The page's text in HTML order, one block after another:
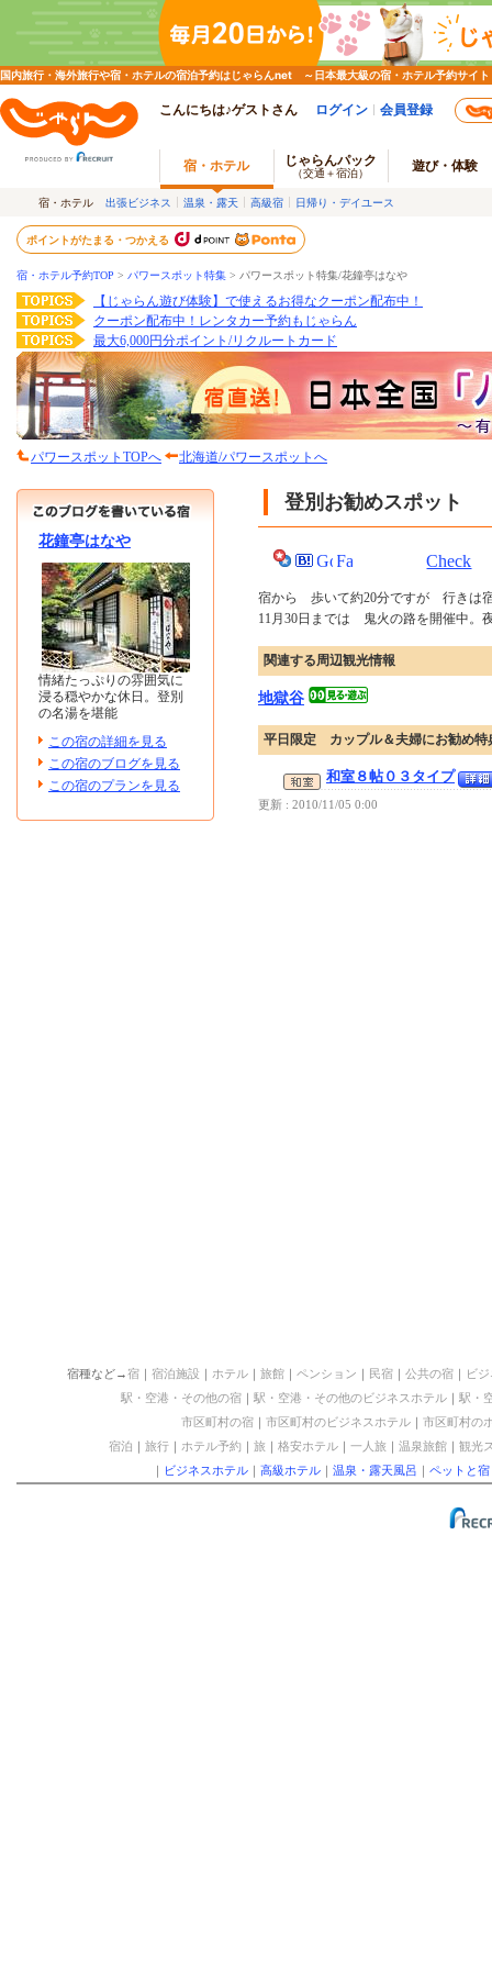
国内旅行・海外旅行や宿・ホテルの宿泊予約はじゃらんnet ～日本最大級の宿・ホテル予約サイト
こんにちは♪ゲストさん ログイン 会員登録
宿・ホテル じゃらんパック
（交通＋宿泊） 遊び・体験
宿・ホテル 出張ビジネス 温泉・露天 高級宿 日帰り・デイユース
ポイントがたまる・つかえる
宿・ホテル予約TOP > パワースポット特集 > パワースポット特集/花鐘亭はなや
【じゃらん遊び体験】で使えるお得なクーポン配布中！
クーポン配布中！レンタカー予約もじゃらん
最大6,000円分ポイント/リクルートカード
パワースポットTOPへ 北海道/パワースポットへ
花鐘亭はなや
情緒たっぷりの雰囲気に
浸る穏やかな休日。登別
の名湯を堪能
この宿の詳細を見る
この宿のブログを見る
この宿のプランを見る
登別お勧めスポット
Check
宿から 歩いて約20分ですが 行きは
11月30日までは 鬼火の路を開催中。
関連する周辺観光情報
地獄谷
平日限定 カップル＆夫婦にお勧め特
和室８帖０３タイプ
更新 : 2010/11/05 0:00
宿種など→宿 宿泊施設 ホテル 旅館 ペンション 民宿 公共の宿
ビ
駅・空港・その他の宿 ｜駅・空港・その他のビジネスホテル ｜駅・
市区町村の宿 ｜市区町村のビジネスホテル ｜市区町村の
宿泊
｜旅行 ホテル予約 ｜旅 ｜格安ホテル ｜一人旅 ｜温泉旅館 ｜観光
ビジネスホテル 高級ホテル 温泉・露天風呂 ペットと